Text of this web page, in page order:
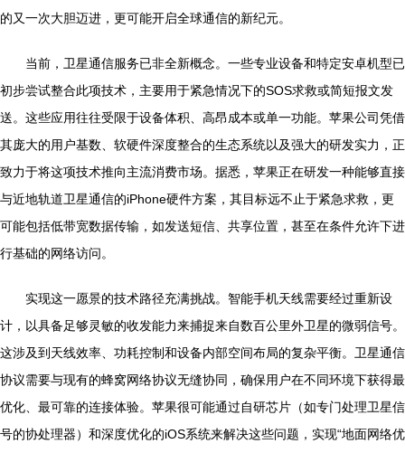
的又一次大胆迈进，更可能开启全球通信的新纪元。
当前，卫星通信服务已非全新概念。一些专业设备和特定安卓机型已
初步尝试整合此项技术，主要用于紧急情况下的SOS求救或简短报文发
送。这些应用往往受限于设备体积、高昂成本或单一功能。苹果公司凭借
其庞大的用户基数、软硬件深度整合的生态系统以及强大的研发实力，正
致力于将这项技术推向主流消费市场。据悉，苹果正在研发一种能够直接
与近地轨道卫星通信的iPhone硬件方案，其目标远不止于紧急求救，更
可能包括低带宽数据传输，如发送短信、共享位置，甚至在条件允许下进
行基础的网络访问。
实现这一愿景的技术路径充满挑战。智能手机天线需要经过重新设
计，以具备足够灵敏的收发能力来捕捉来自数百公里外卫星的微弱信号。
这涉及到天线效率、功耗控制和设备内部空间布局的复杂平衡。卫星通信
协议需要与现有的蜂窝网络协议无缝协同，确保用户在不同环境下获得最
优化、最可靠的连接体验。苹果很可能通过自研芯片（如专门处理卫星信
号的协处理器）和深度优化的iOS系统来解决这些问题，实现“地面网络优